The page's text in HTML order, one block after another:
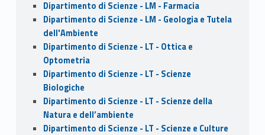
Dipartimento di Scienze - LM - Farmacia
Dipartimento di Scienze - LM - Geologia e Tutela
dell'Ambiente
Dipartimento di Scienze - LT - Ottica e
Optometria
Dipartimento di Scienze - LT - Scienze
Biologiche
Dipartimento di Scienze - LT - Scienze della
Natura e dell’ambiente
Dipartimento di Scienze - LT - Scienze e Culture